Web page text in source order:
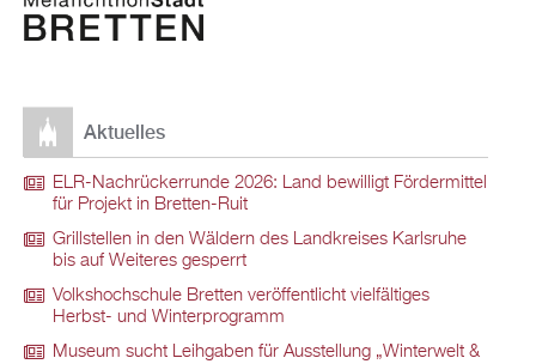
Aktuelles
ELR-Nachrückerrunde 2026: Land bewilligt Fördermittel
für Projekt in Bretten-Ruit
Grillstellen in den Wäldern des Landkreises Karlsruhe
bis auf Weiteres gesperrt
Volkshochschule Bretten veröffentlicht vielfältiges
Herbst- und Winterprogramm
Museum sucht Leihgaben für Ausstellung „Winterwelt &